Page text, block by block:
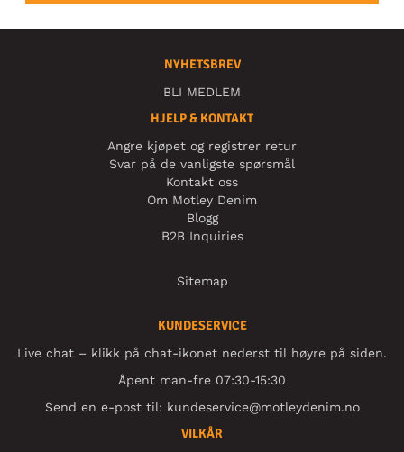
NYHETSBREV
BLI MEDLEM
HJELP & KONTAKT
Angre kjøpet og registrer retur
Svar på de vanligste spørsmål
Kontakt oss
Om Motley Denim
Blogg
B2B Inquiries
Sitemap
KUNDESERVICE
Live chat – klikk på chat-ikonet nederst til høyre på siden.
Åpent man-fre 07:30-15:30
Send en e-post til: kundeservice@motleydenim.no
VILKÅR